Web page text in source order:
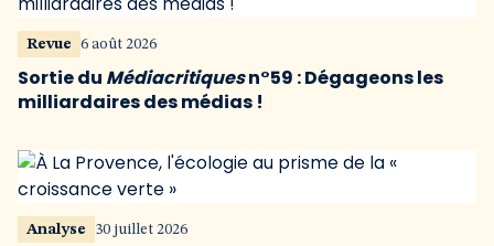
Revue 6 août 2026
Sortie du Médiacritiquesn°59 : Dégageons les
milliardaires des médias !
Analyse 30 juillet 2026